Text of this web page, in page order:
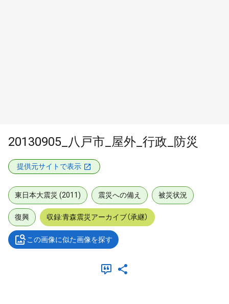
20130905_八戸市_屋外_行政_防災
提供元サイトで表示
東日本大震災 (2011) 震災への備え 被災状況
復興 収録:青森震災アーカイブ（承継）
この画像に似た画像を探す